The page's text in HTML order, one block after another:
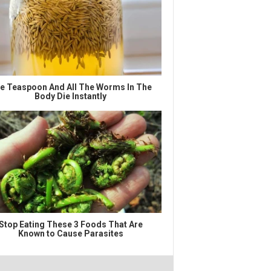
Teaspoon And All The Worms In The
Body Die Instantly
Eating These 3 Foods That Are
Known to Cause Parasites